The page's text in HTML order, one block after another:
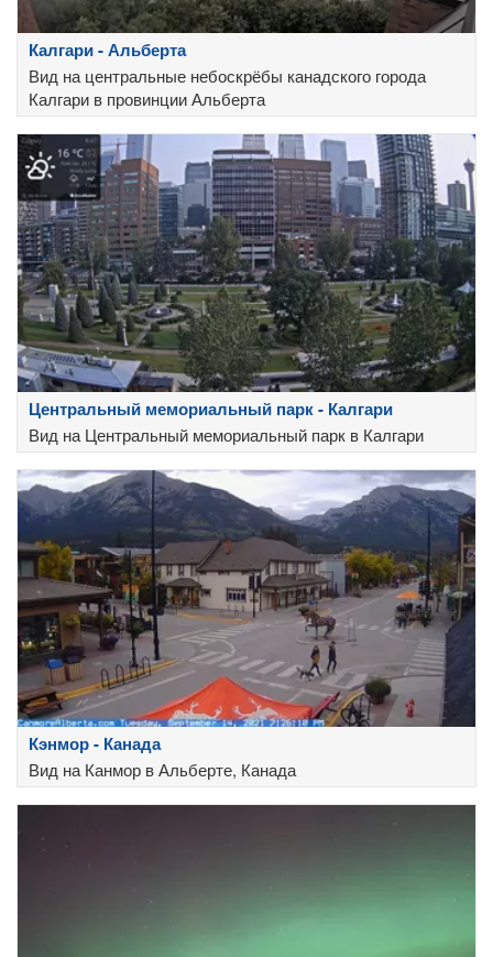
Калгари - Альберта
Вид на центральные небоскрёбы канадского города
Калгари в провинции Альберта
Центральный мемориальный парк - Калгари
Вид на Центральный мемориальный парк в Калгари
Кэнмор - Канада
Вид на Канмор в Альберте, Канада